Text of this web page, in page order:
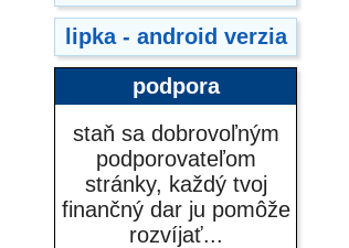
lipka - android verzia
podpora
staň sa dobrovoľným
podporovateľom
stránky, každý tvoj
finančný dar ju pomôže
rozvíjať...